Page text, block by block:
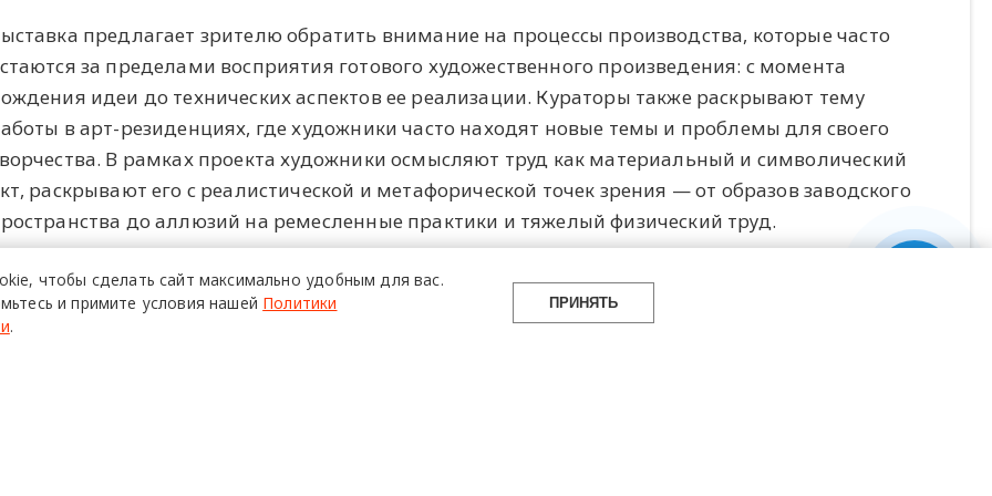
предлагает зрителю обратить внимание на процессы производства, которые часто
за пределами восприятия готового художественного произведения: с момента
идеи до технических аспектов ее реализации. Кураторы также раскрывают тему
в арт-резиденциях, где художники часто находят новые темы и проблемы для своего
В рамках проекта художники осмысляют труд как материальный и символический
раскрывают его с реалистической и метафорической точек зрения — от образов заводского
до аллюзий на ремесленные практики и тяжелый физический труд.
авторов, произведения которых будут представлены на выставке, — обладательница
«Художник года 2024» по версии фонда Cosmoscow Александра Гарт, лауреат премий
и Иосифа Бродского, участник Венецианской биеннале Владимир Логутов,
чтобы сделать сайт максимально удобным для вас.
и примите условия нашей Политики
.
ПРИНЯТЬ